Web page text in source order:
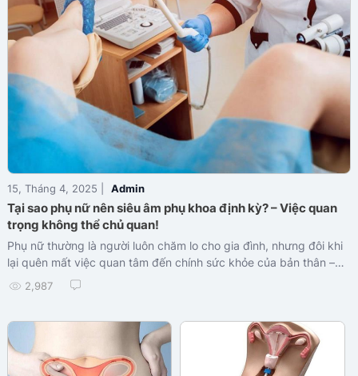
15, Tháng 4, 2025 | Admin
Tại sao phụ nữ nên siêu âm phụ khoa định kỳ? – Việc quan
trọng không thể chủ quan!
Phụ nữ thường là người luôn chăm lo cho gia đình, nhưng đôi khi
lại quên mất việc quan tâm đến chính sức khỏe của bản thân –
đặc biệt là sức khỏe sinh sản. Trong khi đó, nhiều bệnh lý phụ
khoa nguy hiểm lại âm thầm phát triển và chỉ được phát hiện khi
là "chìa khóa" giúp phát hiện sớm, can thiệp kịp thời và bảo vệ
khả năng làm mẹ của mỗi người phụ nữ.
2,987